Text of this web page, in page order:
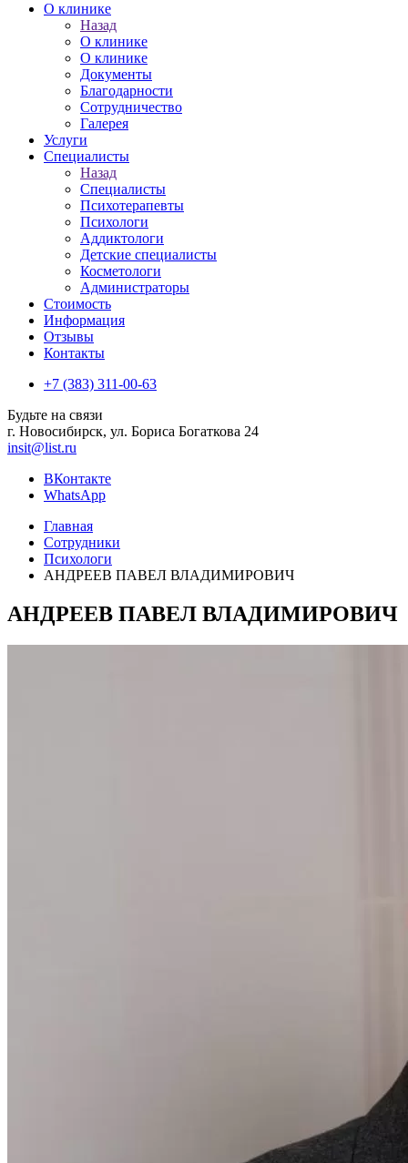
О клинике
Назад
О клинике
О клинике
Документы
Благодарности
Сотрудничество
Галерея
Услуги
Специалисты
Назад
Специалисты
Психотерапевты
Психологи
Аддиктологи
Детские специалисты
Косметологи
Администраторы
Стоимость
Информация
Отзывы
Контакты
+7 (383) 311-00-63
Будьте на связи
г. Новосибирск, ул. Бориса Богаткова 24
insit@list.ru
ВКонтакте
WhatsApp
Главная
Сотрудники
Психологи
АНДРЕЕВ ПАВЕЛ ВЛАДИМИРОВИЧ
АНДРЕЕВ ПАВЕЛ ВЛАДИМИРОВИЧ